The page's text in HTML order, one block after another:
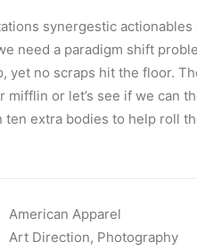
synergestic actionables
need a paradigm shift
yet no scraps hit the floor.
mifflin or let’s see if we can
ten extra bodies to help roll
American Apparel
Art Direction, Photography